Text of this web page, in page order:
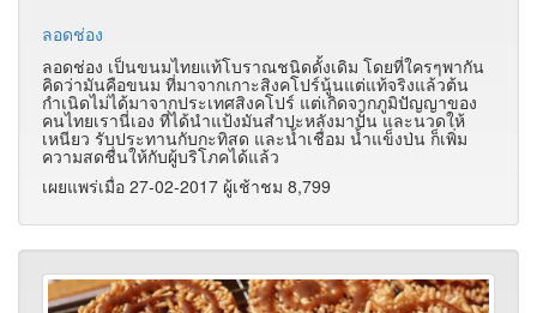
ลอดช่อง
ลอดช่อง เป็นขนมไทยแท้โบราณชนิดดั้งเดิม โดยที่ใครๆพากัน
คิดว่ามันคือขนม ที่มาจากเกาะสิงคโปร์นู้นแต่แท้จริงแล้วต้น
กำเนิดไม่ได้มาจากประเทศสิงคโปร์ แต่เกิดจากภูมิปัญญาของ
คนไทยเรานี่เอง ที่ได้นำแป้งมันสำปะหลังมาปั้น และนวดให้
เหนียว รับประทานกับกะทิสด และน้ำเชื่อม น้ำแข็งป่น ก็เพิ่ม
ความสดชื่นให้กับผู้บริโภคได้แล้ว
เผยแพร่เมื่อ 27-02-2017 ผู้เช้าชม 8,799